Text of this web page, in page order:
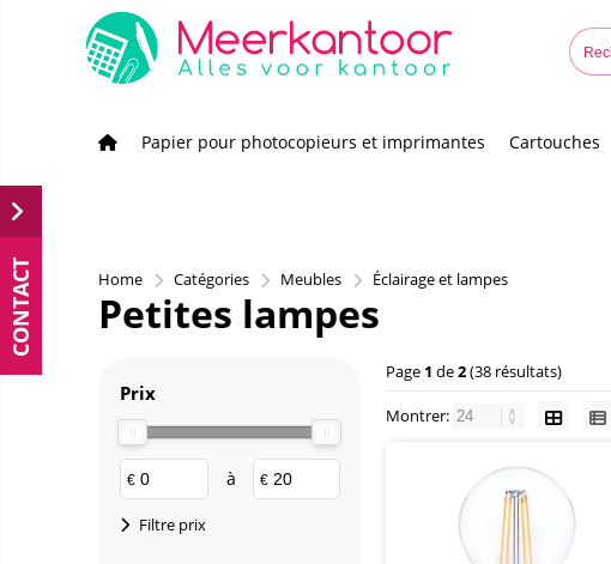
Papier pour photocopieurs et imprimantes Cartouches
Home Catégories Meubles Éclairage et lampes
Petites lampes
Prix
€ à €
Filtre prix
Page 1 de2(38 résultats)
Montrer:
CONTACT